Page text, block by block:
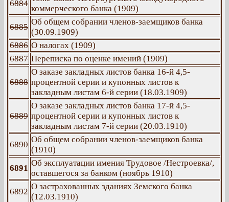
6884
коммерческого банка (1909)
6885
Об общем собрании членов-заемщиков банка
(30.09.1909)
6886 О налогах (1909)
6887 Переписка по оценке имений (1909)
6888
О заказе закладных листов банка 16-й 4,5-
процентной серии и купонных листов к
закладным листам 6-й серии (18.03.1909)
6889
О заказе закладных листов банка 17-й 4,5-
процентной серии и купонных листов к
закладным листам 7-й серии (20.03.1910)
6890
Об общем собрании членов-заемщиков банка
(1910)
6891
Об эксплуатации имения Трудовое /Нестроевка/,
оставшегося за банком (ноябрь 1910)
6892
О застрахованных зданиях Земского банка
(12.03.1910)